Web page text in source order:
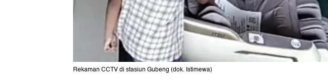
Rekaman CCTV di stasiun Gubeng (dok. Istimewa)